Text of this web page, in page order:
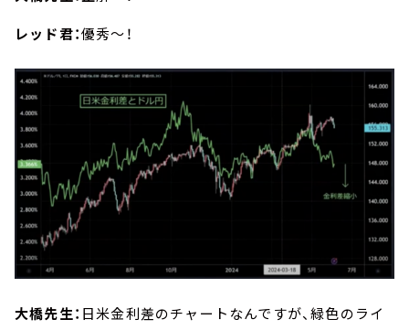
レッド君：優秀～！
大橋先生： 日米金利差のチャートなんですが、緑色のライ